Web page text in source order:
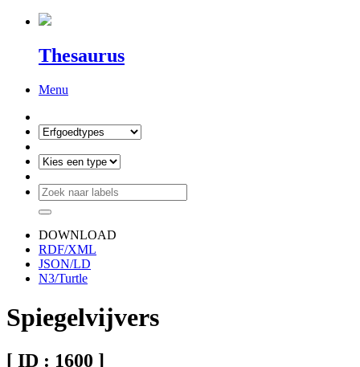
Thesaurus
Menu
DOWNLOAD
RDF/XML
JSON/LD
N3/Turtle
Spiegelvijvers
[ ID : 1600 ]